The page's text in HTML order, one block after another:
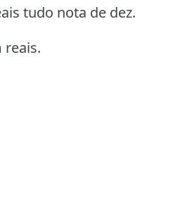
tudo nota de dez.
reais.